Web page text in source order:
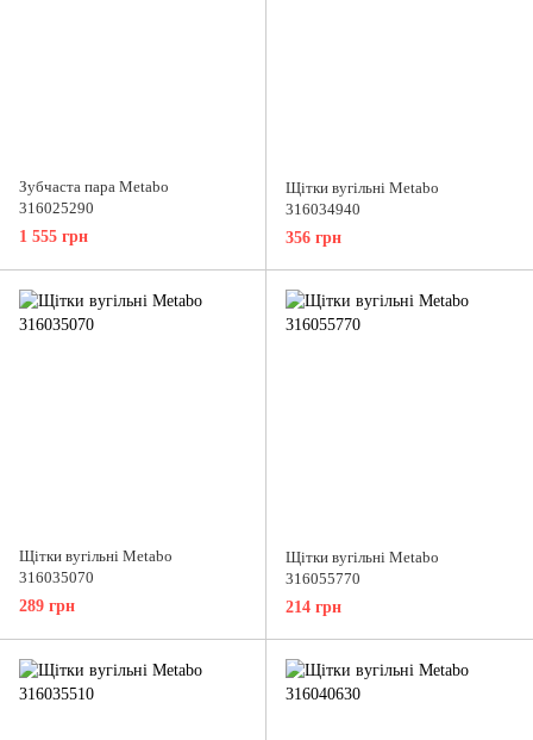
Зубчаста пара Metabo
316025290
1 555 грн
Щітки вугільні Metabo
316034940
356 грн
Щітки вугільні Metabo
316035070
289 грн
Щітки вугільні Metabo
316055770
214 грн